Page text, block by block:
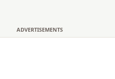
ADVERTISEMENTS